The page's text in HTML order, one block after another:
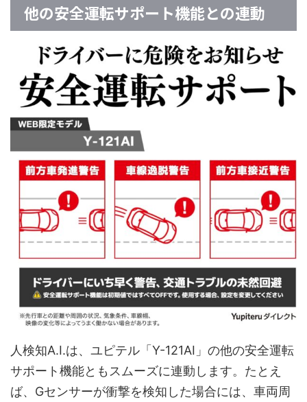
他の安全運転サポート機能との連動
人検知A.I.は、ユピテル「Y-121AI」の他の安全運転
サポート機能ともスムーズに連動します。たとえ
ば、Gセンサーが衝撃を検知した場合には、車両周